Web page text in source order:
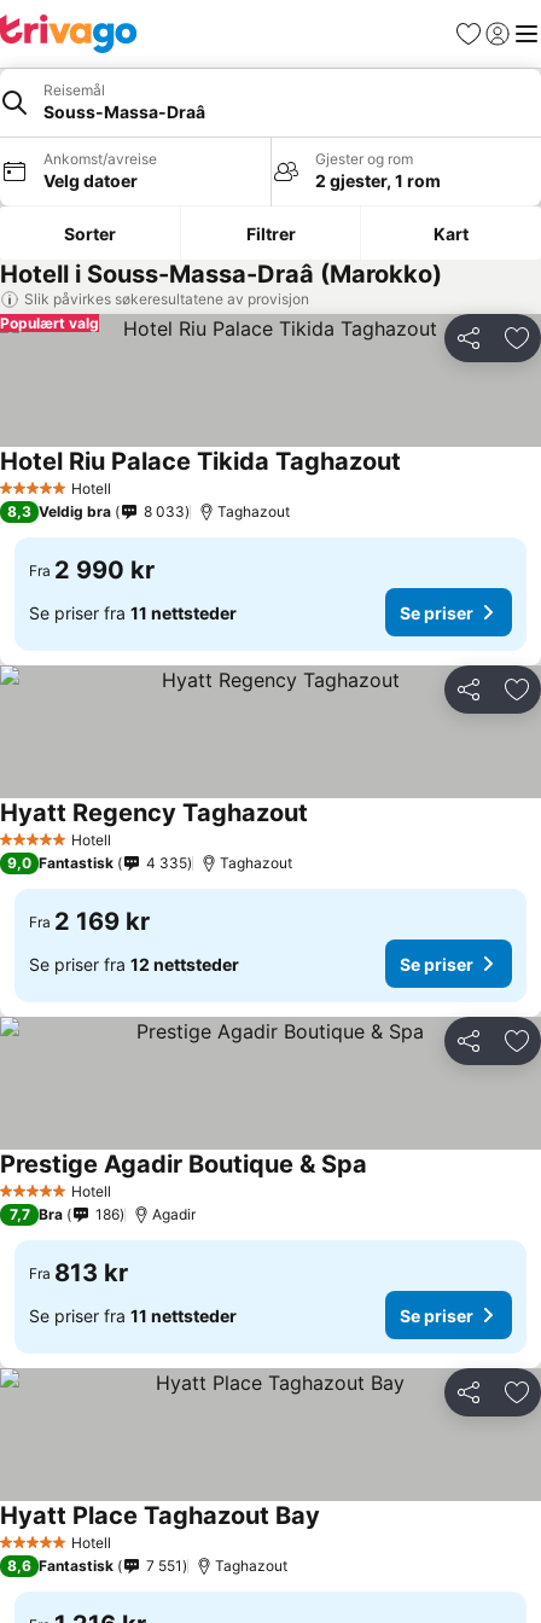
Favoritter
Logg
Reisemål
Souss-Massa-Draâ
Ankomst/avreise
Velg datoer
Gjester og rom
2 gjester, 1 rom
Sorter Filtrer Kart
Hotell i Souss-Massa-Draâ (Marokko)
Slik påvirkes søkeresultatene av provisjon
Del
Populært valg
5 Stjerner Hotell
Hotel Riu Palace Tikida Taghazout
8,3 Veldig bra 8 033 Taghazout
Fra 2 990 kr
Se priser fra 11 nettsteder Se priser
Del
5 Stjerner Hotell
Hyatt Regency Taghazout
9,0 Fantastisk 4 335 Taghazout
Fra 2 169 kr
Se priser fra 12 nettsteder Se priser
Del
5 Stjerner Hotell
Prestige Agadir Boutique & Spa
7,7 Bra 186 Agadir
Fra 813 kr
Se priser fra 11 nettsteder Se priser
Del
5 Stjerner Hotell
Hyatt Place Taghazout Bay
8,6 Fantastisk 7 551 Taghazout